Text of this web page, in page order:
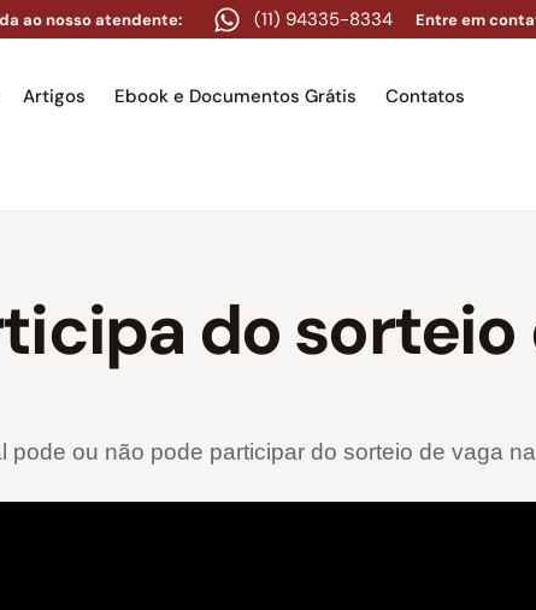
ao nosso atendente: (11) 94335-8334 Entre em
Artigos Ebook e Documentos Grátis Contatos
do sorteio
pode ou não pode participar do sorteio de vaga